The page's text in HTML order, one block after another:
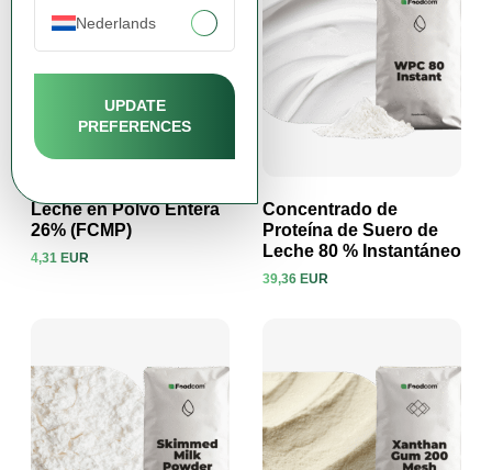
Nederlands
UPDATE
PREFERENCES
Ver producto
Leche en Polvo Entera
26% (FCMP)
4,31 EUR
Concentrado de
Proteína de Suero de
Leche 80 % Instantáneo
39,36 EUR